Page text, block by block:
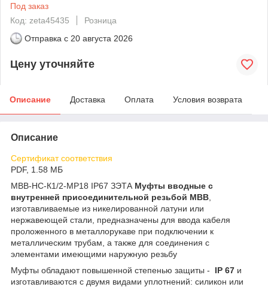
Под заказ
Код: zeta45435
Розница
Отправка с 20 августа 2026
Цену уточняйте
Описание Доставка Оплата Условия возврата
Описание
Сертификат соответствия
PDF, 1.58 МБ
МВВ-НС-К1/2-МР18 IP67 ЗЭТА Муфты вводные с
внутренней присоединительной резьбой МВВ
изготавливаемые из никелированной латуни или
нержавеющей стали, предназначены для ввода кабеля
проложенного в металлорукаве при подключении к
металлическим трубам, а также для соединения с
элементами имеющими наружную резьбу
Муфты обладают повышенной степенью защиты - IP 67 и
изготавливаются с двумя видами уплотнений: силикон или